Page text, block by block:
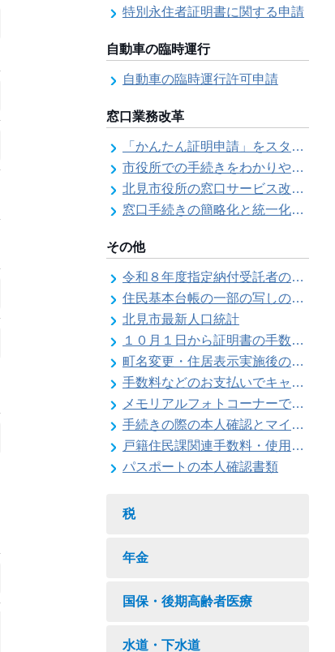
特別永住者証明書に関する申請
自動車の臨時運行
自動車の臨時運行許可申請
窓口業務改革
「かんたん証明申請」をスタートしました
市役所での手続きをわかりやすく！「手続きチェックシート」を導入しました
北見市役所の窓口サービス改善の取り組み経過
窓口手続きの簡略化と統一化の取り組みについて（ワンストップサービス推進事業）
その他
令和８年度指定納付受託者の指定について
住民基本台帳の一部の写しの閲覧状況
北見市最新人口統計
１０月１日から証明書の手数料が変わります
町名変更・住居表示実施後の住所変更
手数料などのお支払いでキャッシュレス決済が利用できます
メモリアルフォトコーナーで記念撮影はいかがですか
手続きの際の本人確認とマイナンバーの確認にご協力ください
戸籍住民課関連手数料・使用料一覧
パスポートの本人確認書類
税
年金
国保・後期高齢者医療
水道・下水道